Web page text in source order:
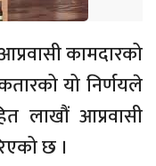
कामदारको
यो निर्णयले
लाखौं आप्रवासी
छ ।